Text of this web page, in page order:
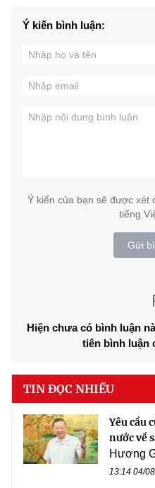
Ý kiến bình luận:
Ý kiến của bạn sẽ được xét
tiếng
Gửi
Hiện chưa có bình luận
tiên bình luận
TIN ĐỌC NHIỀU
Yêu cầu
nước về
Hương
13:14 04/